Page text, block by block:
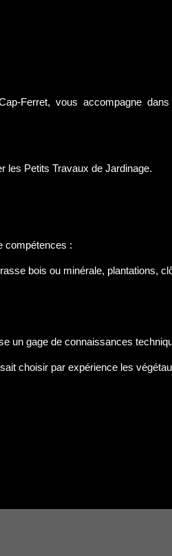
Ferret, vous accompagne
les Petits Travaux de Jardinage.
compétences :
bois ou minérale, plantations,
un gage de connaissances
choisir par expérience les